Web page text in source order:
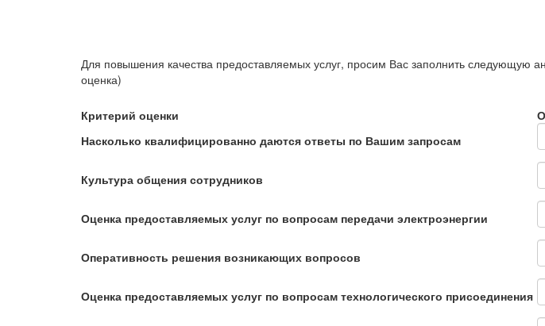
Для повышения качества предоставляемых услуг, просим Вас заполнить следующую
оценка)
Критерий оценки
Насколько квалифицированно даются ответы по Вашим запросам
Культура общения сотрудников
Оценка предоставляемых услуг по вопросам передачи электроэнергии
Оперативность решения возникающих вопросов
Оценка предоставляемых услуг по вопросам технологического присоединения